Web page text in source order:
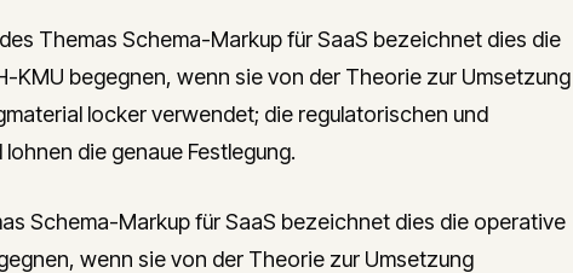
Themas Schema-Markup für SaaS bezeichnet dies die
KMU begegnen, wenn sie von der Theorie zur Umsetzung
locker verwendet; die regulatorischen und
die genaue Festlegung.
Schema-Markup für SaaS bezeichnet dies die operative
wenn sie von der Theorie zur Umsetzung